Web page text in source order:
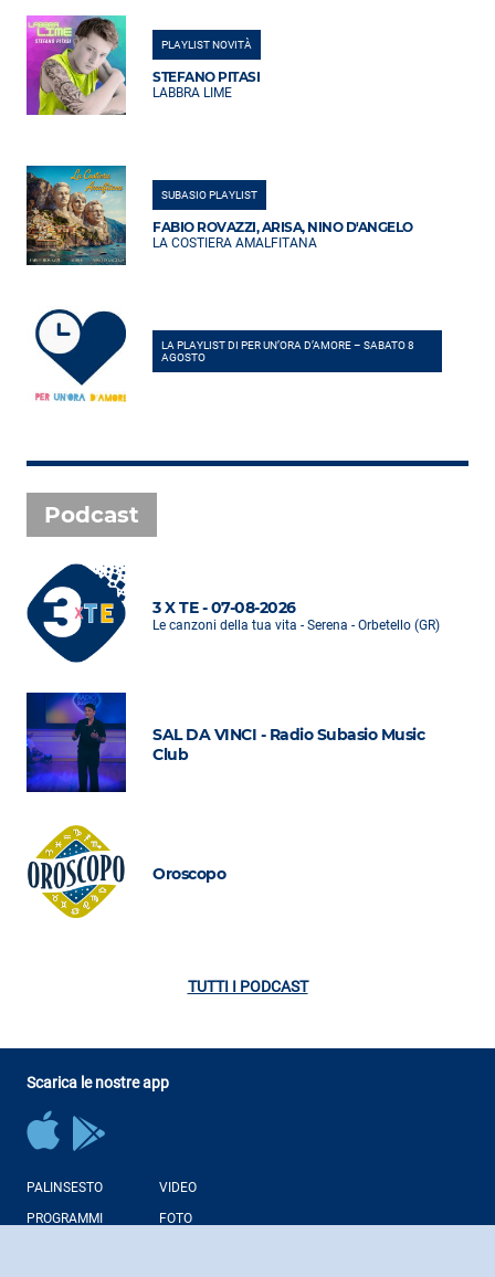
PLAYLIST NOVITÀ
STEFANO PITASI
LABBRA LIME
SUBASIO PLAYLIST
FABIO ROVAZZI, ARISA, NINO D'ANGELO
LA COSTIERA AMALFITANA
LA PLAYLIST DI PER UN’ORA D’AMORE – SABATO 8
AGOSTO
Podcast
3 X TE - 07-08-2026
Le canzoni della tua vita - Serena - Orbetello (GR)
SAL DA VINCI - Radio Subasio Music
Club
Oroscopo
TUTTI I PODCAST
Scarica le nostre app
PALINSESTO
PROGRAMMI
VIDEO
FOTO